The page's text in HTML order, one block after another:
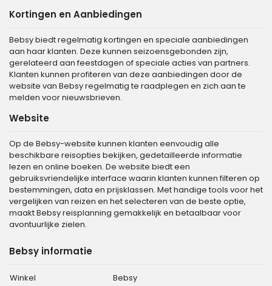
Kortingen en Aanbiedingen
Bebsy biedt regelmatig kortingen en speciale aanbiedingen
aan haar klanten. Deze kunnen seizoensgebonden zijn,
gerelateerd aan feestdagen of speciale acties van partners.
Klanten kunnen profiteren van deze aanbiedingen door de
website van Bebsy regelmatig te raadplegen en zich aan te
melden voor nieuwsbrieven.
Website
Op de Bebsy-website kunnen klanten eenvoudig alle
beschikbare reisopties bekijken, gedetailleerde informatie
lezen en online boeken. De website biedt een
gebruiksvriendelijke interface waarin klanten kunnen filteren op
bestemmingen, data en prijsklassen. Met handige tools voor het
vergelijken van reizen en het selecteren van de beste optie,
maakt Bebsy reisplanning gemakkelijk en betaalbaar voor
avontuurlijke zielen.
Bebsy informatie
Winkel
Bebsy